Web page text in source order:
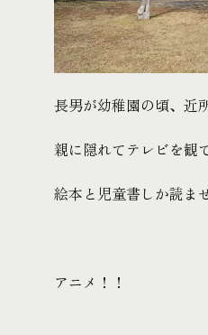
長男が幼稚園の頃、近
親に隠れてテレビを観
絵本と児童書しか読ませ
アニメ！！